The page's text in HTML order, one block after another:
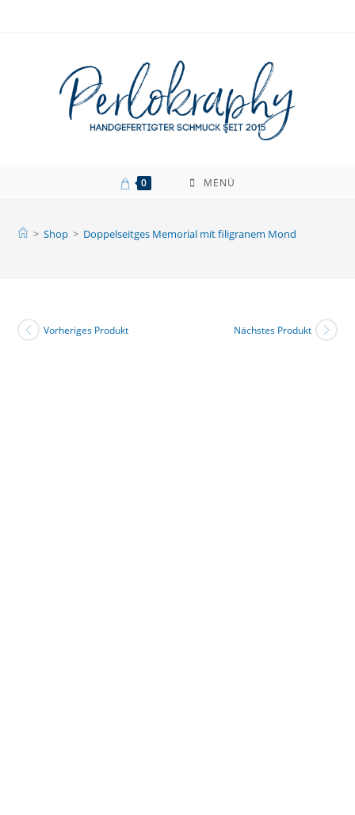
0 MENÜ
> Shop > Doppelseitges Memorial mit filigranem Mond
Vorheriges Produkt Nächstes Produkt